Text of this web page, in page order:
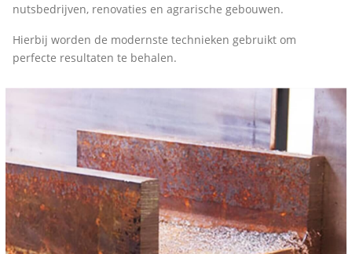
nutsbedrijven, renovaties en agrarische gebouwen.
Hierbij worden de modernste technieken gebruikt om
perfecte resultaten te behalen.